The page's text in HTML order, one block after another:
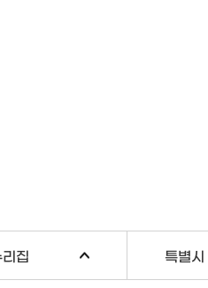
집 특별시